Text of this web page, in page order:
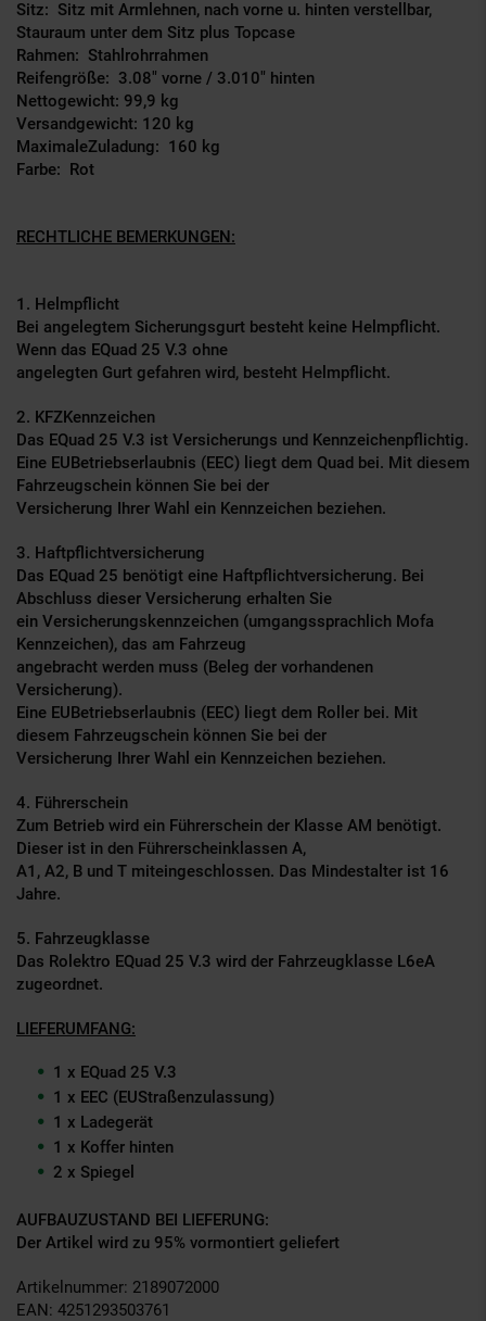
Sitz: Sitz mit Armlehnen, nach vorne u. hinten verstellbar,
Stauraum unter dem Sitz plus Topcase
Rahmen: Stahlrohrrahmen
Reifengröße: 3.0­8" vorne / 3.0­10" hinten
Nettogewicht: 99,9 kg
Versandgewicht: 120 kg
Maximale­Zuladung: 160 kg
Farbe: Rot
RECHTLICHE BEMERKUNGEN:
1. Helmpflicht
Bei angelegtem Sicherungsgurt besteht keine Helmpflicht.
Wenn das E­Quad 25 V.3 ohne
angelegten Gurt gefahren wird, besteht Helmpflicht.
2. KFZ­Kennzeichen
Das E­Quad 25 V.3 ist Versicherungs­ und Kennzeichenpflichtig.
Eine EU­Betriebserlaubnis (EEC) liegt dem Quad bei. Mit diesem
Fahrzeugschein können Sie bei der
Versicherung Ihrer Wahl ein Kennzeichen beziehen.
3. Haftpflichtversicherung
Das E­Quad 25 benötigt eine Haftpflichtversicherung. Bei
Abschluss dieser Versicherung erhalten Sie
ein Versicherungskennzeichen (umgangssprachlich Mofa
Kennzeichen), das am Fahrzeug
angebracht werden muss (Beleg der vorhandenen
Versicherung).
Eine EU­Betriebserlaubnis (EEC) liegt dem Roller bei. Mit
diesem Fahrzeugschein können Sie bei der
Versicherung Ihrer Wahl ein Kennzeichen beziehen.
4. Führerschein
Zum Betrieb wird ein Führerschein der Klasse AM benötigt.
Dieser ist in den Führerscheinklassen A,
A1, A2, B und T miteingeschlossen. Das Mindestalter ist 16
Jahre.
5. Fahrzeugklasse
Das Rolektro E­Quad 25 V.3 wird der Fahrzeugklasse L6e­A
zugeordnet.
LIEFERUMFANG:
1 x E­Quad 25 V.3
1 x EEC (EU­Straßenzulassung)
1 x Ladegerät
1 x Koffer hinten
2 x Spiegel
AUFBAUZUSTAND BEI LIEFERUNG:
Der Artikel wird zu 95% vormontiert geliefert
Artikelnummer: 2189072000
EAN: 4251293503761